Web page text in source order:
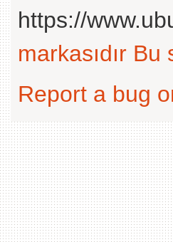
https://
markasıdır Bu
Report a bug